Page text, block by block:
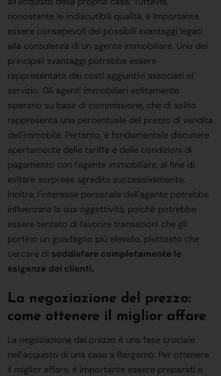
nonostante le indiscutibili qualità, è importante
essere consapevoli dei possibili svantaggi legati
alla consulenza di un agente immobiliare. Uno dei
principali svantaggi potrebbe essere
rappresentato dai costi aggiuntivi associati al
servizio. Gli agenti immobiliari solitamente
operano su base di commissione, che di solito
rappresenta una percentuale del prezzo di vendita
dell'immobile. Pertanto, è fondamentale discutere
apertamente delle tariffe e delle condizioni di
pagamento con l'agente immobiliare, al fine di
evitare sorprese sgradite successivamente.
Inoltre, l'interesse personale dell'agente potrebbe
influenzare la sua oggettività, poiché potrebbe
essere tentato di favorire transazioni che gli
portino un guadagno più elevato, piuttosto che
cercare di soddisfare completamente le
esigenze dei clienti.
La negoziazione del prezzo:
come ottenere il miglior affare
La negoziazione del prezzo è una fase cruciale
nell'acquisto di una casa a Bergamo. Per ottenere
il miglior affare, è importante essere preparati e